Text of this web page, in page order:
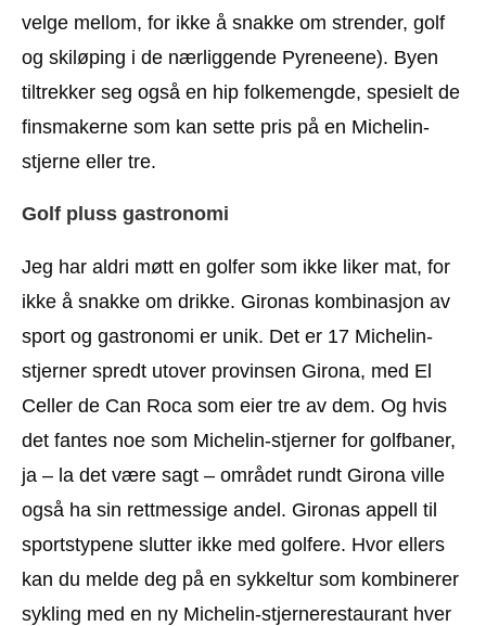
velge mellom, for ikke å snakke om strender, golf
og skiløping i de nærliggende Pyreneene). Byen
tiltrekker seg også en hip folkemengde, spesielt de
finsmakerne som kan sette pris på en Michelin-
stjerne eller tre.
Golf pluss gastronomi
Jeg har aldri møtt en golfer som ikke liker mat, for
ikke å snakke om drikke. Gironas kombinasjon av
sport og gastronomi er unik. Det er 17 Michelin-
stjerner spredt utover provinsen Girona, med El
Celler de Can Roca som eier tre av dem. Og hvis
det fantes noe som Michelin-stjerner for golfbaner,
ja – la det være sagt – området rundt Girona ville
også ha sin rettmessige andel. Gironas appell til
sportstypene slutter ikke med golfere. Hvor ellers
kan du melde deg på en sykkeltur som kombinerer
sykling med en ny Michelin-stjernerestaurant hver